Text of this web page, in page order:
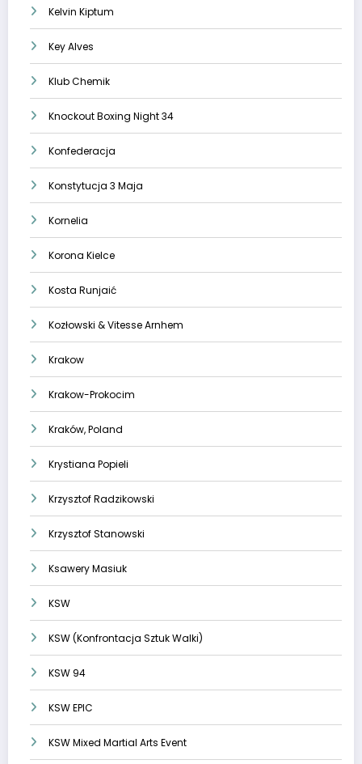
Kelvin Kiptum
Key Alves
Klub Chemik
Knockout Boxing Night 34
Konfederacja
Konstytucja 3 Maja
Kornelia
Korona Kielce
Kosta Runjaić
Kozłowski & Vitesse Arnhem
Krakow
Krakow-Prokocim
Kraków, Poland
Krystiana Popieli
Krzysztof Radzikowski
Krzysztof Stanowski
Ksawery Masiuk
KSW
KSW (Konfrontacja Sztuk Walki)
KSW 94
KSW EPIC
KSW Mixed Martial Arts Event